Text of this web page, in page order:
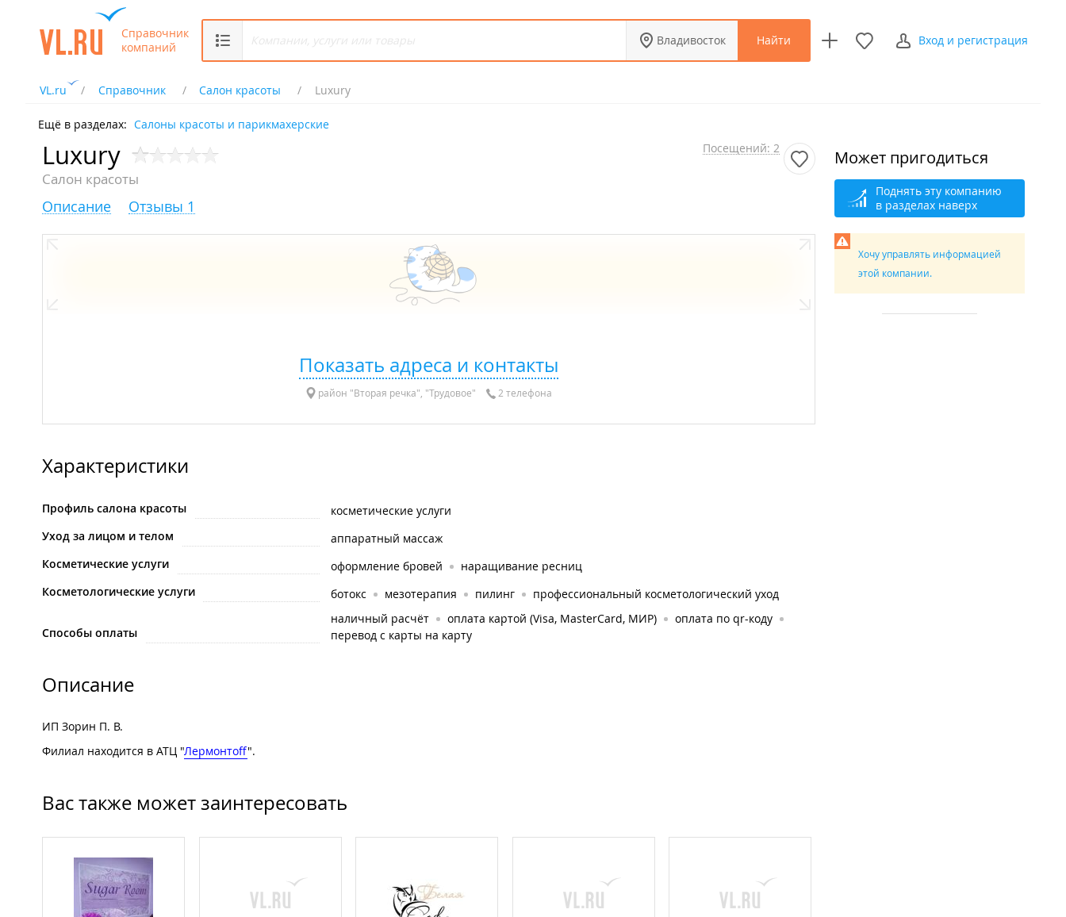
Справочник
компаний
Владивосток Найти Вход и регистрация
VL.ru Справочник Салон красоты Luxury
Ещё в разделах: Салоны красоты и парикмахерские
Luxury
Салон красоты
Посещений: 2
Описание Отзывы 1
Показать адреса и контакты
район "Вторая речка", "Трудовое" 2 телефона
Характеристики
Профиль салона красоты
косметические услуги
Уход за лицом и телом
аппаратный массаж
Косметические услуги
оформление бровей
наращивание ресниц
Косметологические услуги
ботокс мезотерапия пилинг профессиональный косметологический уход
Способы оплаты
наличный расчёт оплата картой (Visa, MasterCard, МИР)
оплата по qr-коду
перевод с карты на карту
Описание
ИП Зорин П. В.
Филиал находится в АТЦ "Лермонтоff".
Вас также может заинтересовать
Может пригодиться
Поднять эту компанию
в разделах наверх
Хочу управлять информацией
этой компании.